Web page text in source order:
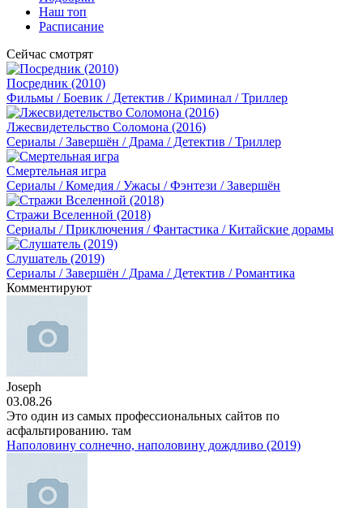
Наш топ
Расписание
Сейчас смотрят
Посредник (2010)
Фильмы / Боевик / Детектив / Криминал / Триллер
Лжесвидетельство Соломона (2016)
Сериалы / Завершён / Драма / Детектив / Триллер
Смертельная игра
Сериалы / Комедия / Ужасы / Фэнтези / Завершён
Стражи Вселенной (2018)
Сериалы / Приключения / Фантастика / Китайские дорамы
Слушатель (2019)
Сериалы / Завершён / Драма / Детектив / Романтика
Комментируют
Joseph
03.08.26
Это один из самых профессиональных сайтов по
асфальтированию. там
Наполовину солнечно, наполовину дождливо (2019)